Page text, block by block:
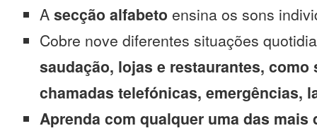
A secção alfabeto ensina os sons
Cobre nove diferentes situações
saudação, lojas e restaurantes, como
chamadas telefónicas, emergências,
Aprenda com qualquer uma das mais